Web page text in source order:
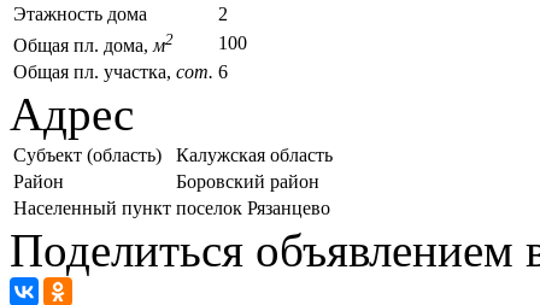
Этажность дома
2
Общая пл. дома, м2
100
Общая пл. участка, сот. 6
Адрес
Субъект (область)
Калужская область
Район
Боровский район
Населенный пункт поселок Рязанцево
Поделиться объявлением